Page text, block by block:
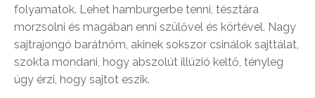
folyamatok. Lehet hamburgerbe tenni, tésztára
morzsolni és magában enni szülővel és körtével. Nagy
sajtrajongó barátnőm, akinek sokszor csinálok sajttálat,
szokta mondani, hogy abszolút illúzió keltő, tényleg
úgy érzi, hogy sajtot eszik.